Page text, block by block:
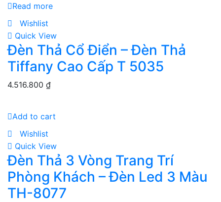
Read more
Wishlist
Quick View
Đèn Thả Cổ Điển – Đèn Thả
Tiffany Cao Cấp T 5035
4.516.800 ₫
Add to cart
Wishlist
Quick View
Đèn Thả 3 Vòng Trang Trí
Phòng Khách – Đèn Led 3 Màu
TH-8077